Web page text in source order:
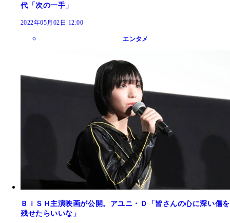
代「次の一手」
2022年05月02日 12:00
エンタメ
ＢｉＳＨ主演映画が公開。アユニ・Ｄ「皆さんの心に深い傷を
残せたらいいな」